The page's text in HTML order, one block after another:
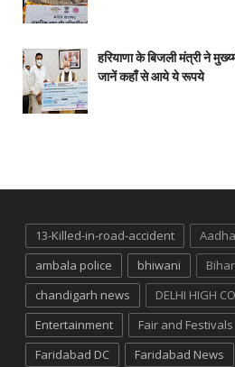
हरियाणा के बिजली मंत्री ने
जानें कहाँ से आये ये रूपये
13-Killed-in-road-accident
ambala police
bhiwani
chandigarh news
DELHI HIGH
Entertainment
Fair and Festivals
Faridabad DC
Faridabad News